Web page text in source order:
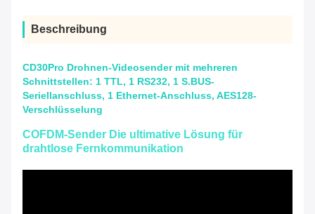
Beschreibung
CD30Pro Drohnen-Videosender mit mehreren
Schnittstellen: 1 TTL, 1 RS232, 1 S.BUS-
Seriellanschluss, 1 Ethernet-Anschluss, AES128-
Verschlüsselung
COFDM-Sender Die ultimative Lösung für
drahtlose Fernkommunikation